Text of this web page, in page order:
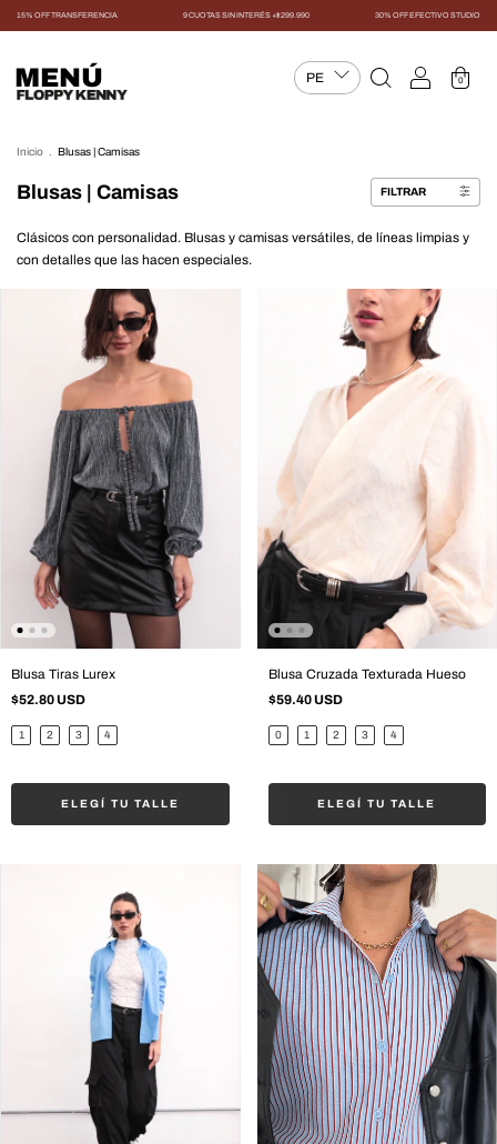
15% OFF TRANSFERENCIA 9 CUOTAS SIN INTERÉS +$299.990 30% OFF EFECTIVO STUDIO
MENÚ 0
Inicio Blusas | Camisas
Blusas | Camisas FILTRAR
Clásicos con personalidad. Blusas y camisas versátiles, de líneas limpias y
con detalles que las hacen especiales.
Blusa Tiras Lurex
$52.80 USD
1 2 3 4
ELEGÍ TU TALLE
Blusa Cruzada Texturada Hueso
$59.40 USD
0 1 2 3 4
ELEGÍ TU TALLE